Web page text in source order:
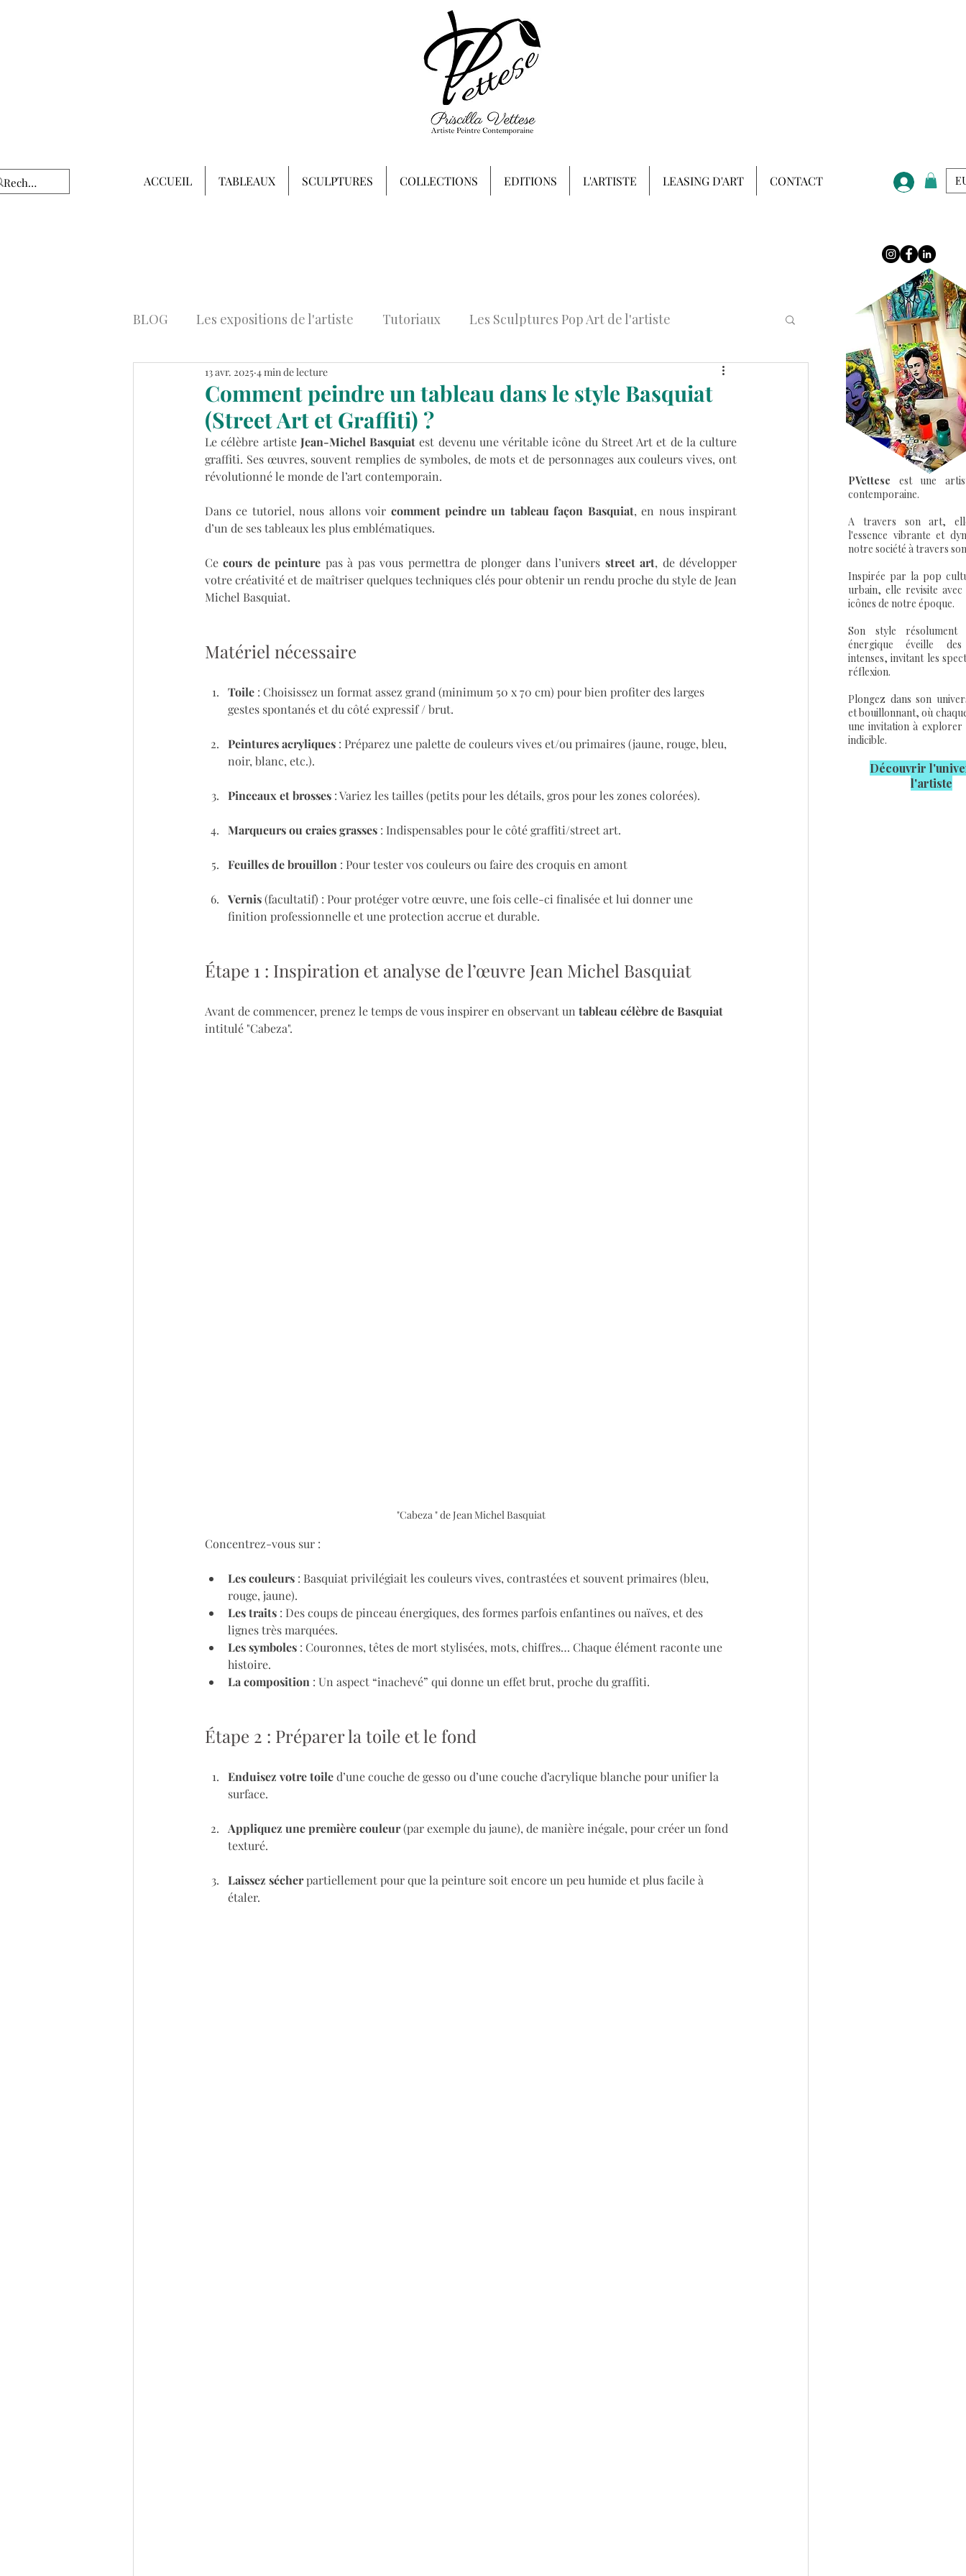
BLOG Les expositions de l'artiste Tutoriaux Les Sculptures Pop Art de l'artiste
Art contemporain Street Art Tableaux Street Art Graffiti
Tableaux Abstraits Colorés Art & Entreprise
Comment peindre un tableau dans le style Basquiat
(Street Art et Graffiti) ?
13 avr. 2025 4 min de lecture
Le célèbre artiste Jean-Michel Basquiat est devenu une véritable icône du Street Art et de la culture
graffiti. Ses œuvres, souvent remplies de symboles, de mots et de personnages aux couleurs vives, ont
révolutionné le monde de l’art contemporain.
Dans ce tutoriel, nous allons voir comment peindre un tableau façon Basquiat, en nous inspirant
d’un de ses tableaux les plus emblématiques.
Ce cours de peinture pas à pas vous permettra de plonger dans l’univers street art, de développer
votre créativité et de maîtriser quelques techniques clés pour obtenir un rendu proche du style de Jean
Michel Basquiat.
Matériel nécessaire
Toile : Choisissez un format assez grand (minimum 50 x 70 cm) pour bien profiter des larges
gestes spontanés et du côté expressif / brut.
Peintures acryliques : Préparez une palette de couleurs vives et/ou primaires (jaune, rouge, bleu,
noir, blanc, etc.).
Pinceaux et brosses : Variez les tailles (petits pour les détails, gros pour les zones colorées).
Marqueurs ou craies grasses : Indispensables pour le côté graffiti/street art.
Feuilles de brouillon : Pour tester vos couleurs ou faire des croquis en amont
Vernis (facultatif) : Pour protéger votre œuvre, une fois celle-ci finalisée et lui donner une
finition professionnelle et une protection accrue et durable.
Étape 1 : Inspiration et analyse de l’œuvre Jean Michel Basquiat
Avant de commencer, prenez le temps de vous inspirer en observant un tableau célèbre de Basquiat
intitulé "Cabeza".
"Cabeza " de Jean Michel Basquiat
Concentrez-vous sur :
Les couleurs : Basquiat privilégiait les couleurs vives, contrastées et souvent primaires (bleu,
rouge, jaune).
Les traits : Des coups de pinceau énergiques, des formes parfois enfantines ou naïves, et des
lignes très marquées.
Les symboles : Couronnes, têtes de mort stylisées, mots, chiffres… Chaque élément raconte une
histoire.
La composition : Un aspect “inachevé” qui donne un effet brut, proche du graffiti.
Étape 2 : Préparer la toile et le fond
Enduisez votre toile d’une couche de gesso ou d’une couche d’acrylique blanche pour unifier la
surface.
Appliquez une première couleur (par exemple du jaune), de manière inégale, pour créer un fond
texturé.
Laissez sécher partiellement pour que la peinture soit encore un peu humide et plus facile à
étaler.
PVettese est une
contemporaine.
A travers son art,
l'essence vibrante et
notre société à travers
Inspirée par la pop
urbain, elle revisite avec
icônes de notre époque.
Son style
énergique éveille des
intenses, invitant les
réflexion.
Plongez dans son
et bouillonnant, où
une invitation à explorer
indicible.
Découvrir l'u
l'artiste
ACCUEIL TABLEAUX SCULPTURES COLLECTIONS EDITIONS L'ARTISTE LEASING D'ART CONTACT